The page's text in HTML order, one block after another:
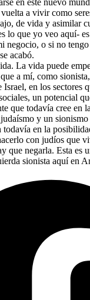
a vivir como
de vida y asimilar
lo que yo veo aquí-
negocio, o si no
acabó.
La vida puede
a mí, como
en los sectores
un potencial
que todavía cree en
y un sionismo
todavía en la
con judíos que
que negarla. Esta es
sionista aquí en